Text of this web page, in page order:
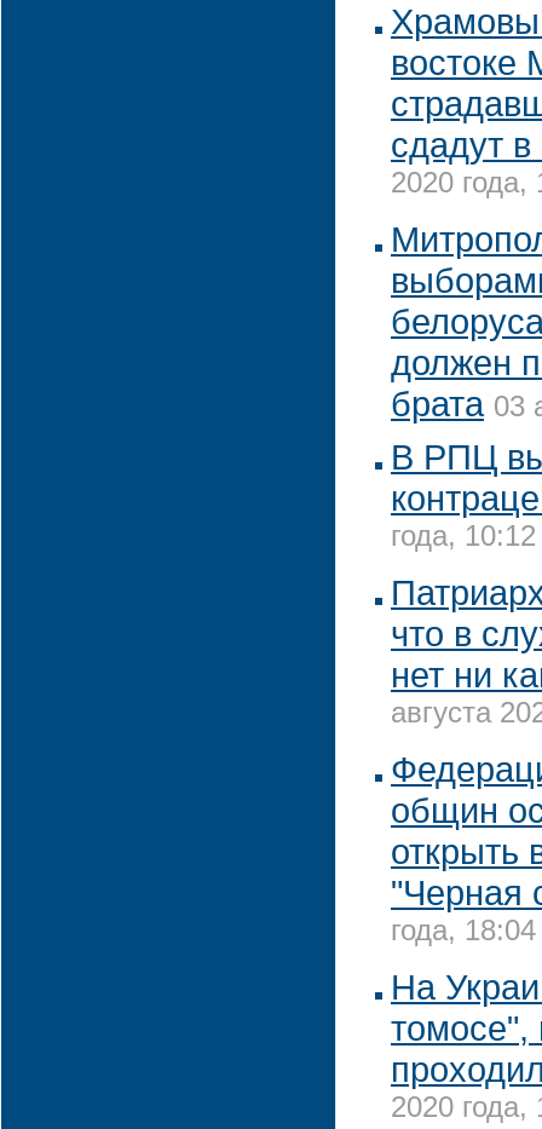
востоке
сдадут
2020 года,
должен
брата 03
В РПЦ
года, 10:12
что в
нет ни
августа
общин
открыть
"Черная
года, 18:04
На
томосе",
2020 года,